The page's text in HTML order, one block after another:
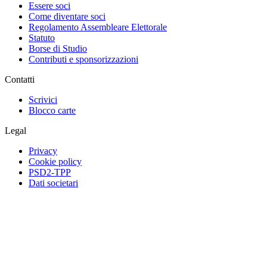
Essere soci
Come diventare soci
Regolamento Assembleare Elettorale
Statuto
Borse di Studio
Contributi e sponsorizzazioni
Contatti
Scrivici
Blocco carte
Legal
Privacy
Cookie policy
PSD2-TPP
Dati societari